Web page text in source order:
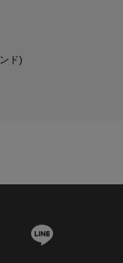
ド)